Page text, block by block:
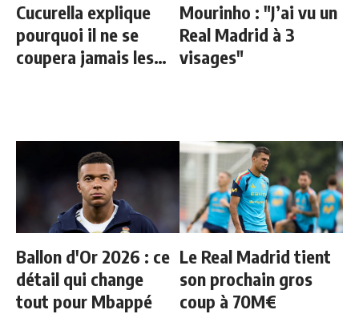
Cucurella explique
pourquoi il ne se
coupera jamais les
Mourinho : "J’ai vu un
Real Madrid à 3
visages"
Ballon d'Or 2026 : ce
détail qui change
tout pour Mbappé
Le Real Madrid tient
son prochain gros
coup à 70M€